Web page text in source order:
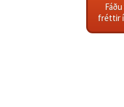
fréttir